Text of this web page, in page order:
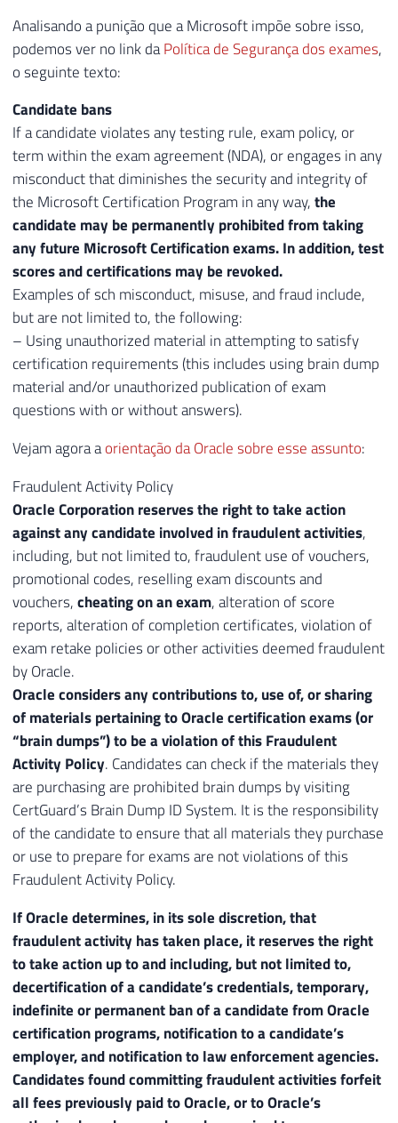
Analisando a punição que a Microsoft impõe sobre isso,
podemos ver no link daPolítica de Segurança dos exames,
o seguinte texto:
Candidate bans
If a candidate violates any testing rule, exam policy, or
term within the exam agreement (NDA), or engages in any
misconduct that diminishes the security and integrity of
the Microsoft Certification Program in any way,the
candidate may be permanently prohibited from taking
any future Microsoft Certification exams. In addition, test
scores and certifications may be revoked.
Examples of sch misconduct, misuse, and fraud include,
but are not limited to, the following:
– Using unauthorized material in attempting to satisfy
certification requirements (this includes using brain dump
material and/or unauthorized publication of exam
questions with or without answers).
Vejam agora aorientação da Oracle sobre esse assunto:
Fraudulent Activity Policy
Oracle Corporation reserves the right to take action
against any candidate involved in fraudulent activities,
including, but not limited to, fraudulent use of vouchers,
promotional codes, reselling exam discounts and
vouchers,cheating on an exam, alteration of score
reports, alteration of completion certificates, violation of
exam retake policies or other activities deemed fraudulent
by Oracle.
Oracle considers any contributions to, use of, or sharing
of materials pertaining to Oracle certification exams (or
“brain dumps”) to be a violation of this Fraudulent
Activity Policy. Candidates can check if the materials they
are purchasing are prohibited brain dumps by visiting
CertGuard’s Brain Dump ID System. It is the responsibility
of the candidate to ensure that all materials they purchase
or use to prepare for exams are not violations of this
Fraudulent Activity Policy.
If Oracle determines, in its sole discretion, that
fraudulent activity has taken place, it reserves the right
to take action up to and including, but not limited to,
decertification of a candidate’s credentials, temporary,
indefinite or permanent ban of a candidate from Oracle
certification programs, notification to a candidate’s
employer, and notification to law enforcement agencies.
Candidates found committing fraudulent activities forfeit
all fees previously paid to Oracle, or to Oracle’s